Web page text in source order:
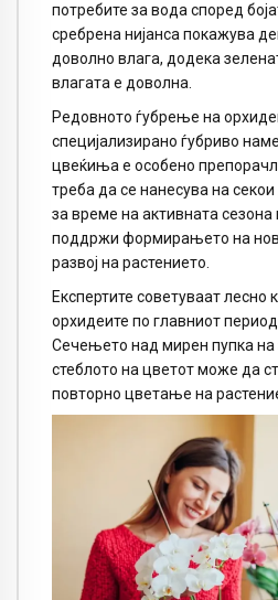
потребите за вода според
сребрена нијанса покажува
доволно влага, додека
влагата е доволна.
Редовното ѓубрење на
специјализирано ѓубриво
цвеќиња е особено
треба да се нанесува на
за време на активната
поддржи формирањето на
развој на растението.
Експертите советуваат лесно
орхидеите по главниот
Сечењето над мирен пупка на
стеблото на цветот може да
повторно цветање на